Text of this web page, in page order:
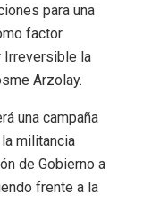
para una
factor
Irreversible la
Arzolay.
una campaña
militancia
de Gobierno a
frente a la